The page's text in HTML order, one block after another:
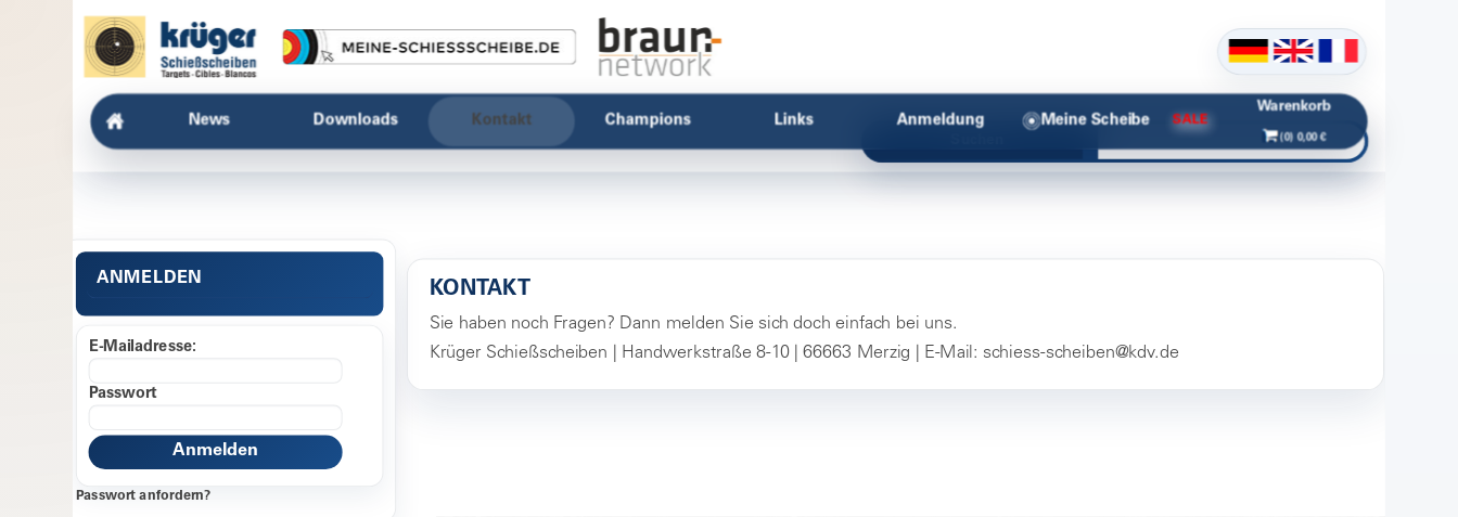
News Downloads Kontakt Champions Links Anmeldung Meine Scheibe SALE
Warenkorb
(0) 0,00 €
KONTAKT
Sie haben noch Fragen? Dann melden Sie sich doch einfach bei uns.
Krüger Schießscheiben | Handwerkstraße 8-10 | 66663 Merzig | E-Mail: schiess-scheiben@kdv.de
ANMELDEN
E-Mailadresse:
Passwort
Passwort anfordern?